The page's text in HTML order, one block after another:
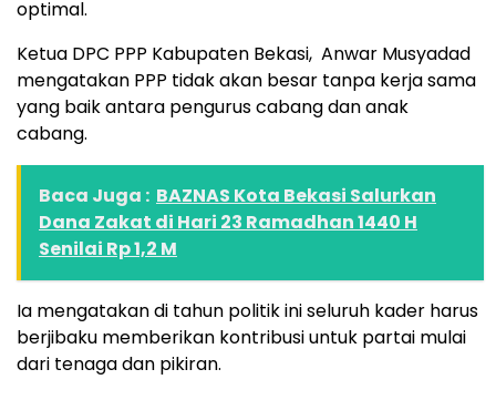
optimal.
Ketua DPC PPP Kabupaten Bekasi, Anwar Musyadad
mengatakan PPP tidak akan besar tanpa kerja sama
yang baik antara pengurus cabang dan anak
cabang.
Baca Juga : BAZNAS Kota Bekasi Salurkan
Dana Zakat di Hari 23 Ramadhan 1440 H
Senilai Rp 1,2 M
Ia mengatakan di tahun politik ini seluruh kader harus
berjibaku memberikan kontribusi untuk partai mulai
dari tenaga dan pikiran.